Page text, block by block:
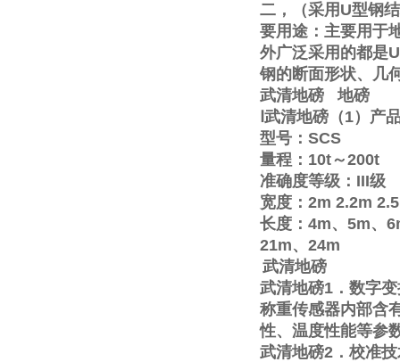
二，（采用 U型钢
要用途：主要用于
外广泛采用的都是U
钢的断面形状、几
武清地磅
地磅
武清地磅（1）产
型号： SCS
量程： 10t～200t
准确度等级： III级
宽度： 2m 2.2m
长度： 4m、 5m、
21m、 24m
武清地磅
武清地磅1 ．数字
称重传感器内部含
性、温度性能等参
武清地磅2 ．校准